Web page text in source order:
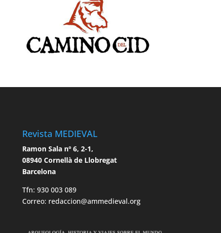
Revista MEDIEVAL
Ramon Sala nº 6, 2-1,
08940 Cornellà de Llobregat
Barcelona
Tfn: 930 003 089
Correo: redaccion@ammedieval.org